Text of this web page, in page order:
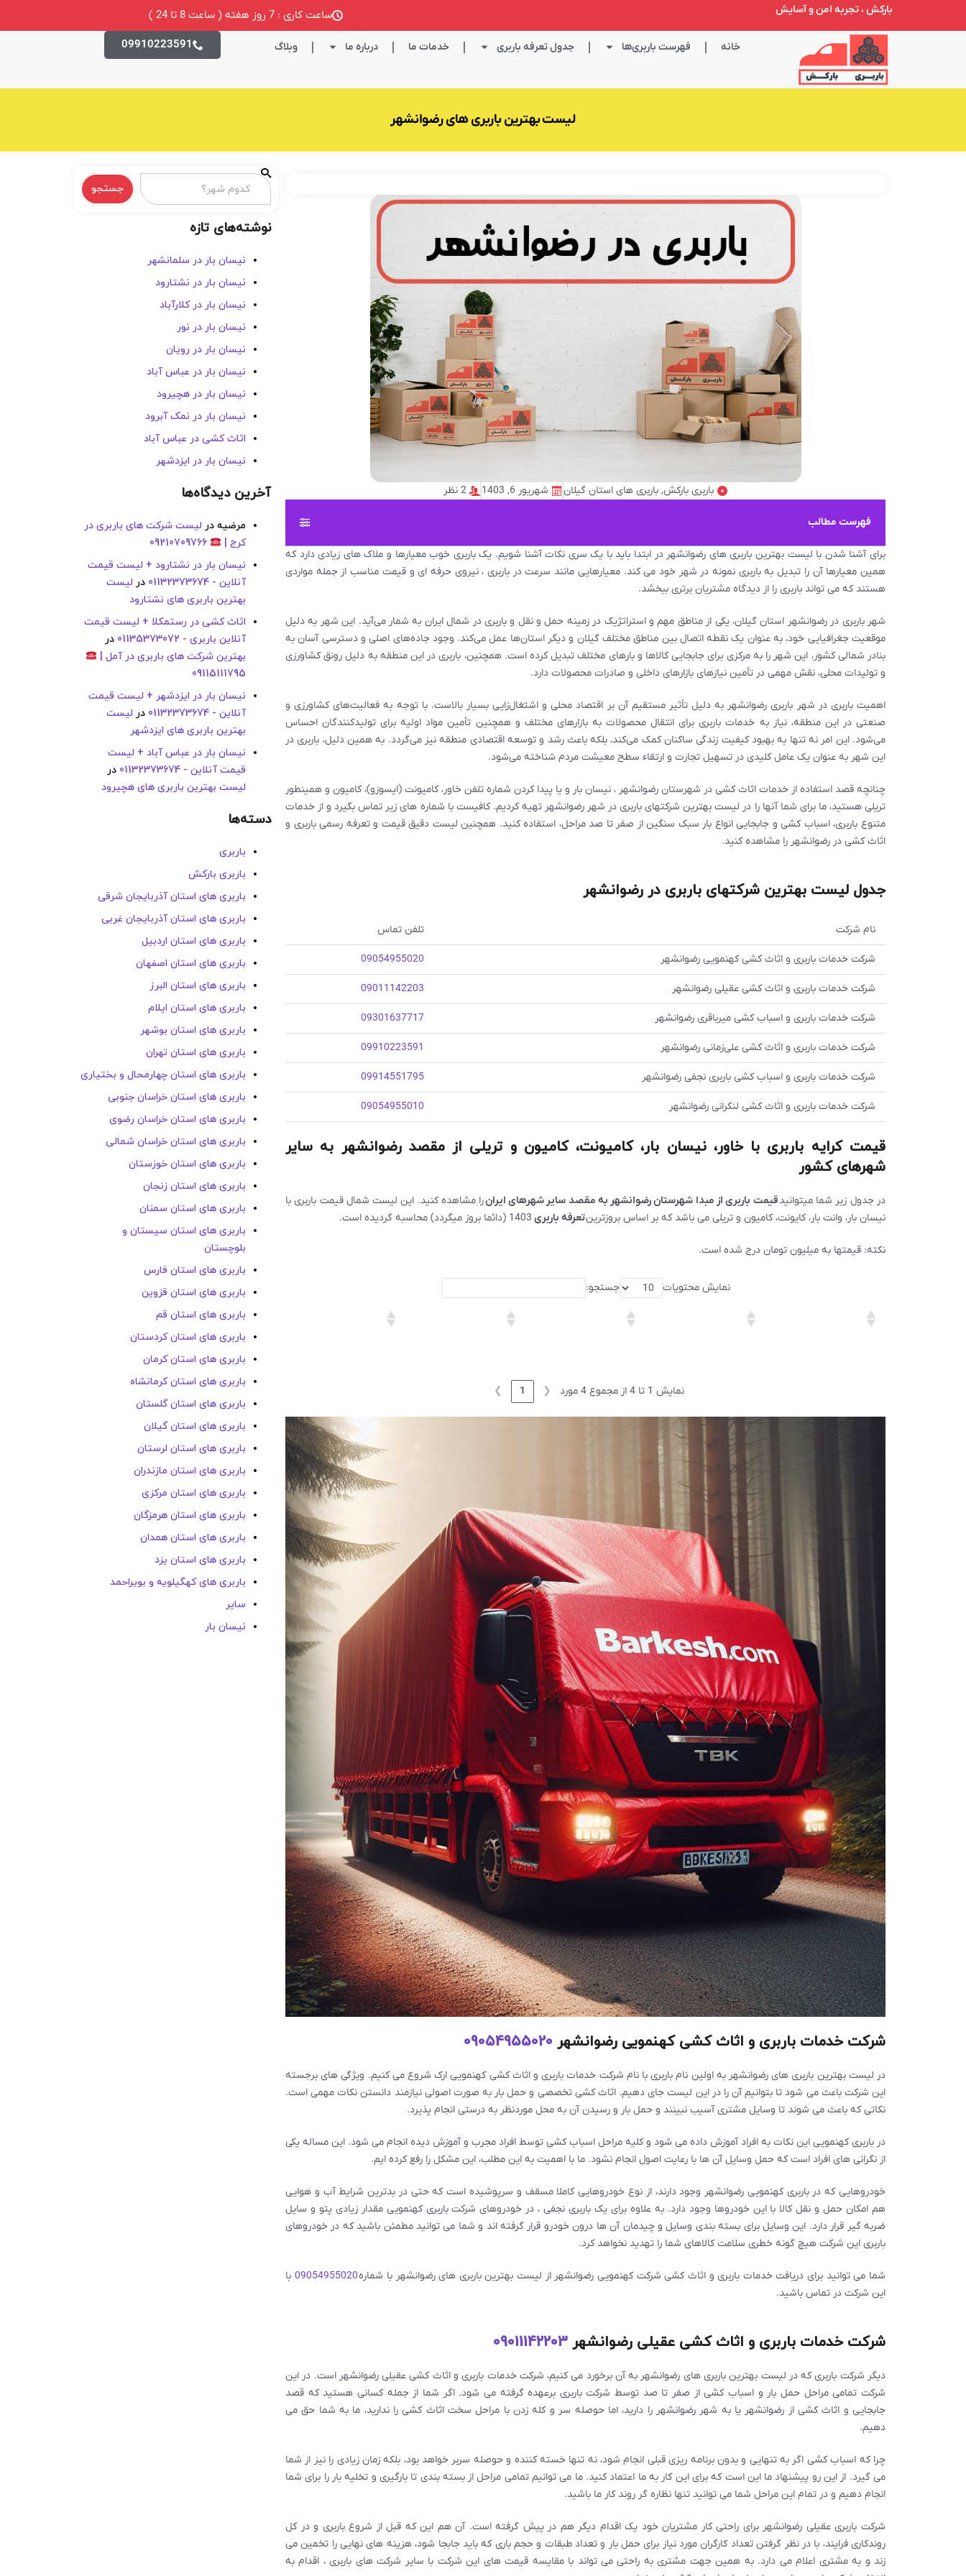
بارکش ، تجربه امن و آسایش ساعت کاری : 7 روز هفته ( ساعت 8 تا 24 )
خانه فهرست باربری‌ها جدول تعرفه باربری خدمات ما درباره ما وبلاگ 09910223591
لیست بهترین باربری های رضوانشهر
باربری بارکش, باربری های استان گیلان شهریور 6, 1403 2 نظر
فهرست مطالب
برای آشنا شدن با لیست بهترین باربری های رضوانشهر در ابتدا باید با یک سری نکات آشنا شویم. یک باربری خوب معیارها و ملاک های زیادی دارد که
همین معیارها آن را تبدیل به باربری نمونه در شهر خود می کند. معیارهایی مانند سرعت در باربری ، نیروی حرفه ای و قیمت مناسب از جمله مواردی
هستند که می تواند باربری را از دیدگاه مشتریان برتری ببخشد.
شهر باربری در رضوانشهر استان گیلان، یکی از مناطق مهم و استراتژیک در زمینه حمل و نقل و باربری در شمال ایران به شمار می‌آید. این شهر به دلیل
موقعیت جغرافیایی خود، به عنوان یک نقطه اتصال بین مناطق مختلف گیلان و دیگر استان‌ها عمل می‌کند. وجود جاده‌های اصلی و دسترسی آسان به
بنادر شمالی کشور، این شهر را به مرکزی برای جابجایی کالاها و بارهای مختلف تبدیل کرده است. همچنین، باربری در این منطقه به دلیل رونق کشاورزی
و تولیدات محلی، نقش مهمی در تأمین نیازهای بازارهای داخلی و صادرات محصولات دارد.
اهمیت باربری در شهر باربری رضوانشهر به دلیل تأثیر مستقیم آن بر اقتصاد محلی و اشتغال‌زایی بسیار بالاست. با توجه به فعالیت‌های کشاورزی و
صنعتی در این منطقه، نیاز به خدمات باربری برای انتقال محصولات به بازارهای مختلف و همچنین تأمین مواد اولیه برای تولیدکنندگان احساس
می‌شود. این امر نه تنها به بهبود کیفیت زندگی ساکنان کمک می‌کند، بلکه باعث رشد و توسعه اقتصادی منطقه نیز می‌گردد. به همین دلیل، باربری در
این شهر به عنوان یک عامل کلیدی در تسهیل تجارت و ارتقاء سطح معیشت مردم شناخته می‌شود.
چنانچه قصد استفاده از خدمات اثاث کشی در شهرستان رضوانشهر ، نیسان بار و یا پیدا کردن شماره تلفن خاور، کامیونت (ایسوزو)، کامیون و همینطور
تریلی هستید، ما برای شما آنها را در لیست بهترین شرکتهای باربری در شهر رضوانشهر تهیه کردیم. کافیست با شماره های زیر تماس بگیرد و از خدمات
متنوع باربری، اسباب کشی و جابجایی انواع بار سبک سنگین از صفر تا صد مراحل، استفاده کنید. همچنین لیست دقیق قیمت و تعرفه رسمی باربری و
اثاث کشی در رضوانشهر را مشاهده کنید.
جدول لیست بهترین شرکتهای باربری در رضوانشهر
نام شرکت تلفن تماس
شرکت خدمات باربری و اثاث کشی کهنمویی رضوانشهر 09054955020
شرکت خدمات باربری و اثاث کشی عقیلی رضوانشهر 09011142203
شرکت خدمات باربری و اسباب کشی میرباقری رضوانشهر 09301637717
شرکت خدمات باربری و اثاث کشی علی‌زمانی رضوانشهر 09910223591
شرکت خدمات باربری و اسباب کشی باربری نجفی رضوانشهر 09914551795
شرکت خدمات باربری و اثاث کشی لنکرانی رضوانشهر 09054955010
قیمت کرایه باربری با خاور، نیسان بار، کامیونت، کامیون و تریلی از مقصد رضوانشهر به سایر
شهرهای کشور
در جدول زیر شما میتوانیدقیمت باربری از مبدا شهرستان رضوانشهر به مقصد سایر شهرهای ایرانرا مشاهده کنید. این لیست شمال قیمت باربری با
نیسان بار، وانت بار، کایونت، کامیون و تریلی می باشد که بر اساس بروزترینتعرفه باربری 1403 (دائما بروز میگردد) محاسبه گردیده است.
نکته: قیمتها به میلیون تومان درج شده است.
نمایش محتویات جستجو:
نمایش 1 تا 4 از مجموع 4 مورد ❮
1
❯
شرکت خدمات باربری و اثاث کشی کهنمویی رضوانشهر 09054955020
در لیست بهترین باربری های رضوانشهر به اولین نام باربری با نام شرکت خدمات باربری و اثاث کشی کهنمویی ارک شروع می کنیم. ویژگی های برجسته
این شرکت باعث می شود تا بتوانیم آن را در این لیست جای دهیم. اثاث کشی تخصصی و حمل بار به صورت اصولی نیازمند دانستن نکات مهمی است.
نکاتی که باعث می شوند تا وسایل مشتری آسیب نبینند و حمل بار و رسیدن آن به محل موردنظر به درستی انجام پذیرد.
در باربری کهنمویی این نکات به افراد آموزش داده می شود و کلیه مراحل اسباب کشی توسط افراد مجرب و آموزش دیده انجام می شود. این مساله یکی
از نگرانی های افراد است که حمل وسایل آن ها با رعایت اصول انجام نشود. ما با اهمیت به این مطلب، این مشکل را رفع کرده ایم.
خودروهایی که در باربری کهنمویی رضوانشهر وجود دارند، از نوع خودروهایی کاملا مسقف و سرپوشیده است که حتی در بدترین شرایط آب و هوایی
هم امکان حمل و نقل کالا با این خودروها وجود دارد. به علاوه برای یک باربری نجفی ، در خودروهای شرکت باربری کهنمویی مقدار زیادی پتو و سایل
ضربه گیر قرار دارد. این وسایل برای بسته بندی وسایل و چیدمان آن ها درون خودرو قرار گرفته اند و شما می توانید مطمئن باشید که در خودروهای
باربری این شرکت هیچ گونه خطری سلامت کالاهای شما را تهدید نخواهد کرد.
شما می توانید برای دریافت خدمات باربری و اثاث کشی شرکت کهنمویی رضوانشهر از لیست بهترین باربری های رضوانشهر با شماره09054955020 با
این شرکت در تماس باشید.
شرکت خدمات باربری و اثاث کشی عقیلی رضوانشهر 09011142203
دیگر شرکت باربری که در لیست بهترین باربری های رضوانشهر به آن برخورد می کنیم، شرکت خدمات باربری و اثاث کشی عقیلی رضوانشهر است. در این
شرکت تمامی مراحل حمل بار و اسباب کشی از صفر تا صد توسط شرکت باربری برعهده گرفته می شود. اگر شما از جمله کسانی هستید که قصد
جابجایی و اثاث کشی از رضوانشهر یا به شهر رضوانشهر را دارید، اما حوصله سر و کله زدن با مراحل سخت اثاث کشی را ندارید، ما به شما حق می
دهیم.
چرا که اسباب کشی اگر به تنهایی و بدون برنامه ریزی قبلی انجام شود، نه تنها خسته کننده و حوصله سربر خواهد بود، بلکه زمان زیادی را نیز از شما
می گیرد. از این رو پیشنهاد ما این است که برای این کار به ما اعتماد کنید. ما می توانیم تمامی مراحل از بسته بندی تا بارگیری و تخلیه بار را برای شما
انجام دهیم و در تمام این مراحل شما می توانید تنها نظاره گر روند کار ما باشید.
شرکت باربری عقیلی رضوانشهر برای راحتی کار مشتریان خود یک اقدام دیگر هم در پیش گرفته است. آن هم این که قبل از شروع باربری و در کل
روندکاری فرایند، با در نظر گرفتن تعداد کارگران مورد نیاز برای حمل بار و تعداد طبقات و حجم باری که باید جابجا شود، هزینه های نهایی را تخمین می
زند و به مشتری اعلام می دارد. به همین جهت مشتری به راحتی می تواند با مقایسه قیمت های این شرکت با سایر شرکت های باربری ، اقدام به
جستجو
نوشته‌های تازه
نیسان بار در سلمانشهر
نیسان بار در نشتارود
نیسان بار در کلارآباد
نیسان بار در نور
نیسان بار در رویان
نیسان بار در عباس آباد
نیسان بار در هچیرود
نیسان بار در نمک آبرود
اثاث کشی در عباس آباد
نیسان بار در ایزدشهر
آخرین دیدگاه‌ها
مرضیه در لیست شرکت های باربری در
کرج |
نیسان بار در نشتارود + لیست قیمت
آنلاین - 01132373674
در لیست
بهترین باربری های نشتارود
اثاث کشی در رستمکلا + لیست قیمت
آنلاین باربری - 01135373072
در
بهترین شرکت های باربری در آمل |
09115111795
نیسان بار در ایزدشهر + لیست قیمت
آنلاین - 01132373674
در لیست
بهترین باربری های ایزدشهر
نیسان بار در عباس آباد + لیست
قیمت آنلاین - 01132373674
در
لیست بهترین باربری های هچیرود
دسته‌ها
باربری
باربری بارکش
باربری های استان آذربایجان شرقی
باربری های استان آذربایجان غربی
باربری های استان اردبیل
باربری های استان اصفهان
باربری های استان البرز
باربری های استان ایلام
باربری های استان بوشهر
باربری های استان تهران
باربری های استان چهارمحال و بختیاری
باربری های استان خراسان جنوبی
باربری های استان خراسان رضوی
باربری های استان خراسان شمالی
باربری های استان خوزستان
باربری های استان زنجان
باربری های استان سمنان
باربری های استان سیستان و
بلوچستان
باربری های استان فارس
باربری های استان قزوین
باربری های استان قم
باربری های استان کردستان
باربری های استان کرمان
باربری های استان کرمانشاه
باربری های استان گلستان
باربری های استان گیلان
باربری های استان لرستان
باربری های استان مازندران
باربری های استان مرکزی
باربری های استان هرمزگان
باربری های استان همدان
باربری های استان یزد
باربری های کهگیلویه و بویراحمد
سایر
نیسان بار